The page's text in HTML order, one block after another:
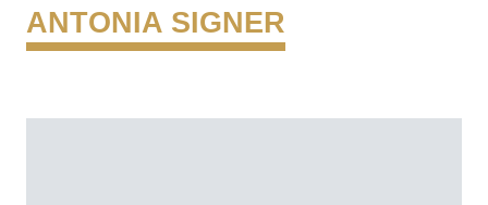
ANTONIA SIGNER